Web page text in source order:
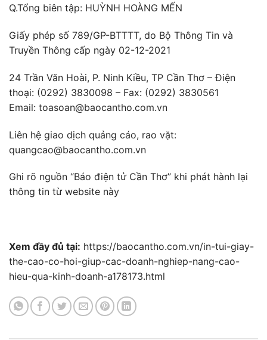
Q.Tổng biên tập: HUỲNH HOÀNG MẾN
Giấy phép số 789/GP-BTTTT, do Bộ Thông Tin và
Truyền Thông cấp ngày 02-12-2021
24 Trần Văn Hoài, P. Ninh Kiều, TP Cần Thơ – Điện
thoại: (0292) 3830098 – Fax: (0292) 3830561
Email: toasoan@baocantho.com.vn
Liên hệ giao dịch quảng cáo, rao vặt:
quangcao@baocantho.com.vn
Ghi rõ nguồn “Báo điện tử Cần Thơ” khi phát hành lại
thông tin từ website này
Xem đầy đủ tại: https://baocantho.com.vn/in-tui-giay-
the-cao-co-hoi-giup-cac-doanh-nghiep-nang-cao-
hieu-qua-kinh-doanh-a178173.html